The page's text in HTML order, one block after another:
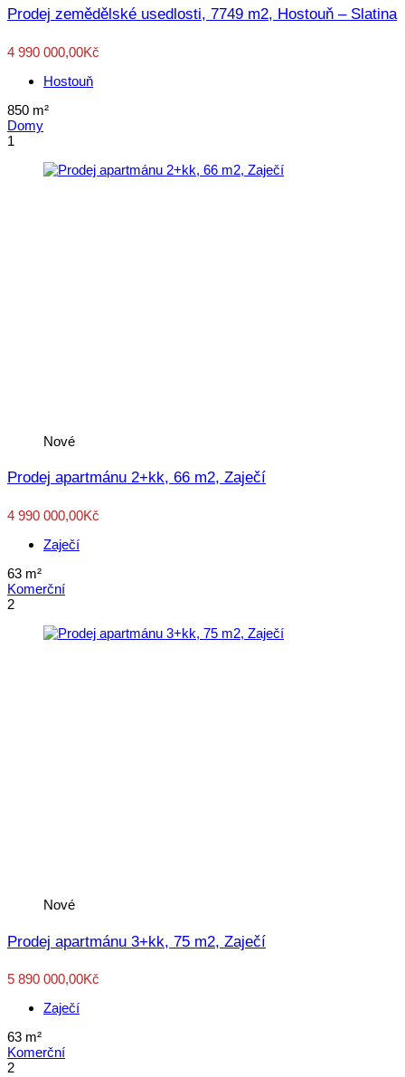
Prodej zemědělské usedlosti, 7749 m2, Hostouň – Slatina
4 990 000,00Kč
Hostouň
850 m²
Domy
1
Nové
Prodej apartmánu 2+kk, 66 m2, Zaječí
4 990 000,00Kč
Zaječí
63 m²
Komerční
2
Nové
Prodej apartmánu 3+kk, 75 m2, Zaječí
5 890 000,00Kč
Zaječí
63 m²
Komerční
2